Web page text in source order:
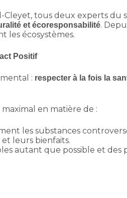
Cleyet, tous deux experts
et écoresponsabilité.
les écosystèmes.
Positif
: respecter à la fois la
en matière de :
les substances
leurs bienfaits.
autant que possible et des